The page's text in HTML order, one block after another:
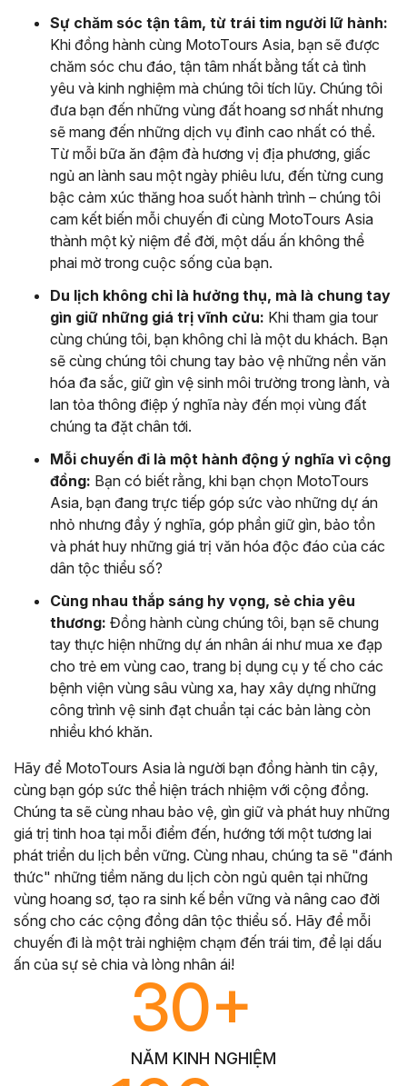
Sự chăm sóc tận tâm, từ trái tim người lữ hành:
Khi đồng hành cùng MotoTours Asia, bạn sẽ được
chăm sóc chu đáo, tận tâm nhất bằng tất cả tình
yêu và kinh nghiệm mà chúng tôi tích lũy. Chúng tôi
đưa bạn đến những vùng đất hoang sơ nhất nhưng
sẽ mang đến những dịch vụ đỉnh cao nhất có thể.
Từ mỗi bữa ăn đậm đà hương vị địa phương, giấc
ngủ an lành sau một ngày phiêu lưu, đến từng cung
bậc cảm xúc thăng hoa suốt hành trình – chúng tôi
cam kết biến mỗi chuyến đi cùng MotoTours Asia
thành một kỷ niệm để đời, một dấu ấn không thể
phai mờ trong cuộc sống của bạn.
Du lịch không chỉ là hưởng thụ, mà là chung tay
gìn giữ những giá trị vĩnh cửu: Khi tham gia tour
cùng chúng tôi, bạn không chỉ là một du khách. Bạn
sẽ cùng chúng tôi chung tay bảo vệ những nền văn
hóa đa sắc, giữ gìn vệ sinh môi trường trong lành, và
lan tỏa thông điệp ý nghĩa này đến mọi vùng đất
chúng ta đặt chân tới.
Mỗi chuyến đi là một hành động ý nghĩa vì cộng
đồng: Bạn có biết rằng, khi bạn chọn MotoTours
Asia, bạn đang trực tiếp góp sức vào những dự án
nhỏ nhưng đầy ý nghĩa, góp phần giữ gìn, bảo tồn
và phát huy những giá trị văn hóa độc đáo của các
dân tộc thiểu số?
Cùng nhau thắp sáng hy vọng, sẻ chia yêu
thương: Đồng hành cùng chúng tôi, bạn sẽ chung
tay thực hiện những dự án nhân ái như mua xe đạp
cho trẻ em vùng cao, trang bị dụng cụ y tế cho các
bệnh viện vùng sâu vùng xa, hay xây dựng những
công trình vệ sinh đạt chuẩn tại các bản làng còn
nhiều khó khăn.
Hãy để MotoTours Asia là người bạn đồng hành tin cậy,
cùng bạn góp sức thể hiện trách nhiệm với cộng đồng.
Chúng ta sẽ cùng nhau bảo vệ, gìn giữ và phát huy những
giá trị tinh hoa tại mỗi điểm đến, hướng tới một tương lai
phát triển du lịch bền vững. Cùng nhau, chúng ta sẽ "đánh
thức" những tiềm năng du lịch còn ngủ quên tại những
vùng hoang sơ, tạo ra sinh kế bền vững và nâng cao đời
sống cho các cộng đồng dân tộc thiểu số. Hãy để mỗi
chuyến đi là một trải nghiệm chạm đến trái tim, để lại dấu
ấn của sự sẻ chia và lòng nhân ái!
30+
NĂM KINH NGHIỆM